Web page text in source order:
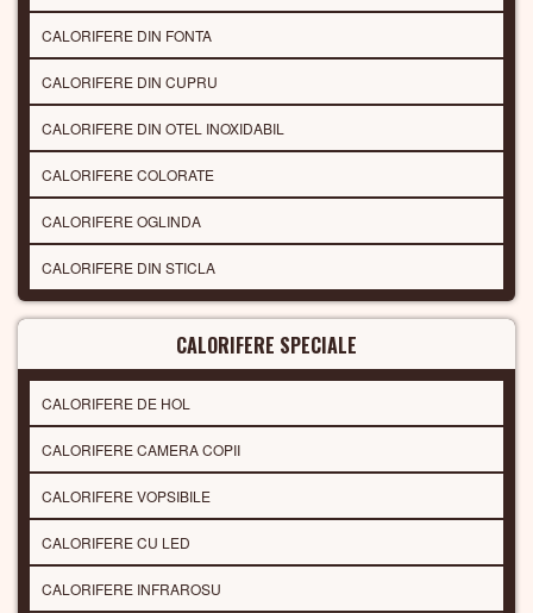
CALORIFERE DIN FONTA
CALORIFERE DIN CUPRU
CALORIFERE DIN OTEL INOXIDABIL
CALORIFERE COLORATE
CALORIFERE OGLINDA
CALORIFERE DIN STICLA
CALORIFERE SPECIALE
CALORIFERE DE HOL
CALORIFERE CAMERA COPII
CALORIFERE VOPSIBILE
CALORIFERE CU LED
CALORIFERE INFRAROSU